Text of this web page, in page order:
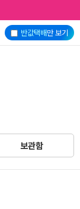
반값택배만 보기
보관함